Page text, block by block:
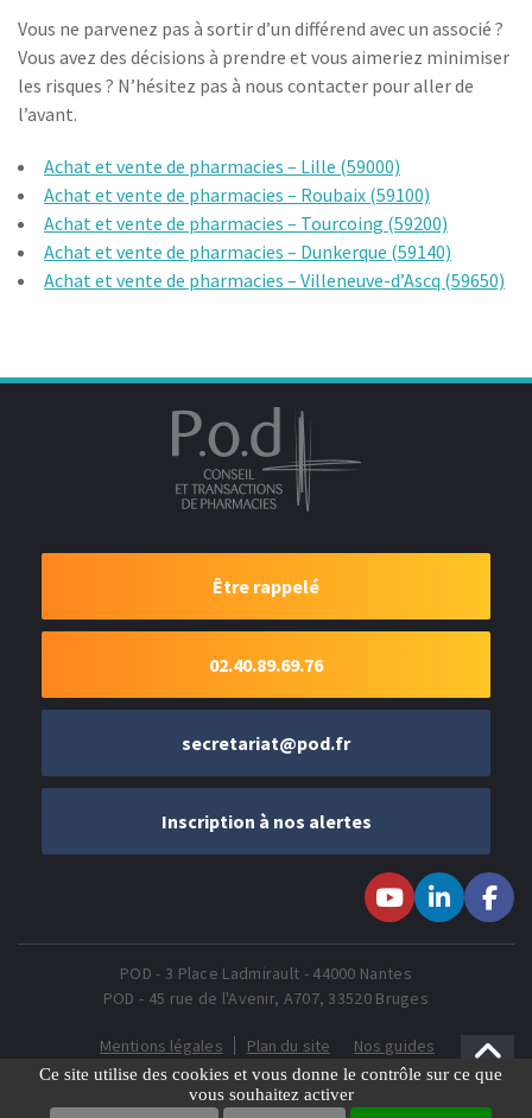
Ce site utilise des cookies et vous donne le contrôle sur ce que
vous souhaitez activer
Vous ne parvenez pas à sortir d’un différend avec un associé ?
Vous avez des décisions à prendre et vous aimeriez minimiser
les risques ? N’hésitez pas à nous contacter pour aller de
l’avant.
Achat et vente de pharmacies – Lille (59000)
Achat et vente de pharmacies – Roubaix (59100)
Achat et vente de pharmacies – Tourcoing (59200)
Achat et vente de pharmacies – Dunkerque (59140)
Achat et vente de pharmacies – Villeneuve-d’Ascq (59650)
Être rappelé
02.40.89.69.76
secretariat@pod.fr
Inscription à nos alertes
Youtubesur LinkedIn
nous sur
POD - 3 Place Ladmirault - 44000 Nantes
POD - 45 rue de l'Avenir, A707, 33520 Bruges
Mentions légales Plan du site
Nos guides
Gestion des Cookies